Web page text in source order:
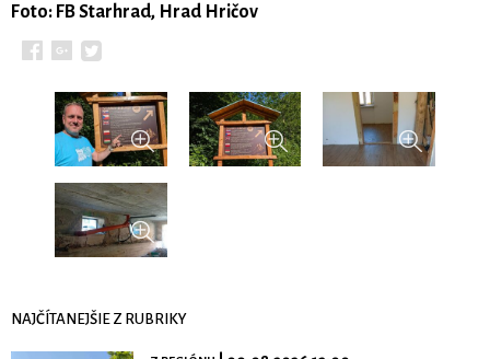
Foto: FB Starhrad, Hrad Hričov
NAJČÍTANEJŠIE Z RUBRIKY